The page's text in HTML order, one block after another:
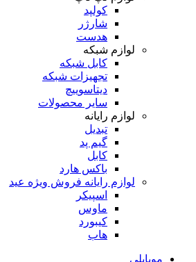
کولپد
شارژر
هدست
لوازم شبکه
کابل شبکه
تجهیزات شبکه
دیتاسوییچ
سایر محصولات
لوازم رایانه
تبدیل
گیم پد
کابل
باکس هارد
لوازم رایانه فروش ویژه عید
اسپیکر
ماوس
کیبورد
هاب
موبایلی